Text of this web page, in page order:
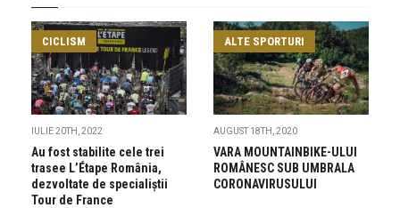
CICLISM
IULIE 20TH, 2022
Au fost stabilite cele trei
trasee L’Étape România,
dezvoltate de specialiștii
Tour de France
ALTE SPORTURI
AUGUST 18TH, 2020
VARA MOUNTAINBIKE-ULUI
ROMÂNESC SUB UMBRALA
CORONAVIRUSULUI